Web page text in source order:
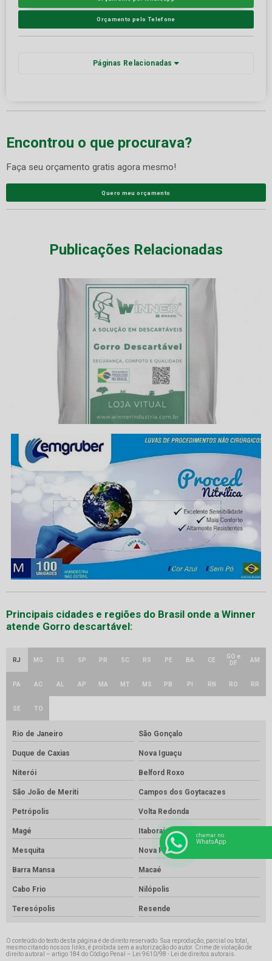
Orçamento pelo Telefone
Páginas Relacionadas
Encontrou o que procurava?
Faça seu orçamento gratis agora mesmo!
Quero meu orçamento
Publicações Relacionadas
Principais cidades e regiões do Brasil onde a Winner
atende Gorro descartável:
RJ MG ES SP PR SC RS PE BA CE
GO e
DF
AM
PA AC AL AP MA MT MS PB PI RN RO RR
SE TO
Rio de Janeiro São Gonçalo
Duque de Caxias Nova Iguaçu
Niterói Belford Roxo
São João de Meriti Campos dos Goytacazes
Petrópolis Volta Redonda
Magé Itaboraí
Mesquita Nova Friburgo
Barra Mansa Macaé
Cabo Frio Nilópolis
Teresópolis Resende
O conteúdo do texto desta página é de direito reservado. Sua reprodução, parcial ou total,
mesmo citando nossos links, é proibida sem a autorização do autor. Crime de violação de
direito autoral – artigo 184 do Código Penal – Lei 9610/98 - Lei de direitos autorais.
chamar no
WhatsApp